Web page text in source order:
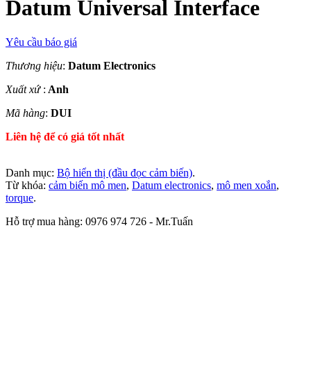
Datum Universal Interface
Yêu cầu báo giá
Thương hiệu: Datum Electronics
Xuất xứ: Anh
Mã hàng: DUI
Liên hệ để có giá tốt nhất
Danh mục: Bộ hiển thị (đầu đọc cảm biến).
Từ khóa: cảm biến mô men, Datum electronics, mô men xoắn,
torque.
Hỗ trợ mua hàng: 0976 974 726 - Mr.Tuấn